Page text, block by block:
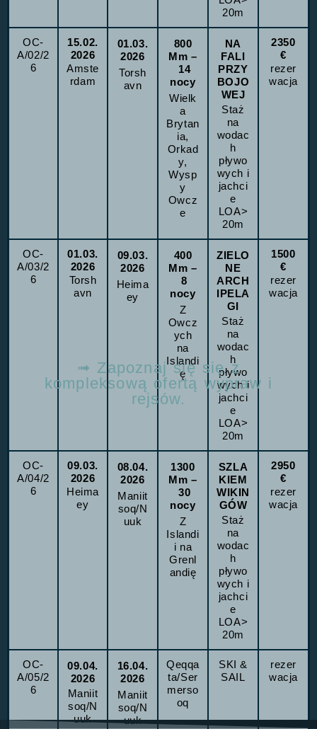
20m
OC-
A/02/2
6
15.02.
2026
Amste
rdam
01.03.
2026
Torsh
avn
800
Mm–
14
nocy
Wielk
a
Brytan
ia,
Orkad
y,
Wysp
y
Owcz
e
NA
FALI
PRZY
BOJO
WEJ
Staż
na
wodac
h
pływo
wych i
jachci
e
LOA>
20m
2350
€
rezer
wacja
OC-
A/03/2
6
01.03.
2026
Torsh
avn
09.03.
2026
Heima
ey
400
Mm–
8
nocy
Z
Owcz
ych
na
Islandi
ę
ZIELO
NE
ARCH
IPELA
GI
Staż
na
wodac
h
pływo
wych i
jachci
e
LOA>
20m
1500
€
rezer
wacja
OC-
A/04/2
6
09.03.
2026
Heima
ey
08.04.
2026
Maniit
soq/N
uuk
1300
Mm–
30
nocy
Z
Islandi
i na
Grenl
andię
SZLA
KIEM
WIKIN
GÓW
Staż
na
wodac
h
pływo
wych i
jachci
e
LOA>
20m
2950
€
rezer
wacja
OC-
A/05/2
6
09.04.
2026
Maniit
soq/N
uuk
16.04.
2026
Maniit
soq/N
uuk
Qeqqa
ta/Ser
merso
oq
SKI &
SAIL
rezer
wacja
➟ Zapoznaj się się z
kompleksową ofertą wypraw i
rejsów.